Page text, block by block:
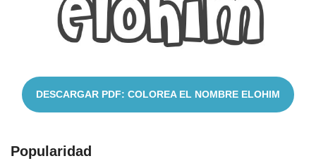
DESCARGAR PDF: COLOREA EL NOMBRE ELOHIM
Popularidad